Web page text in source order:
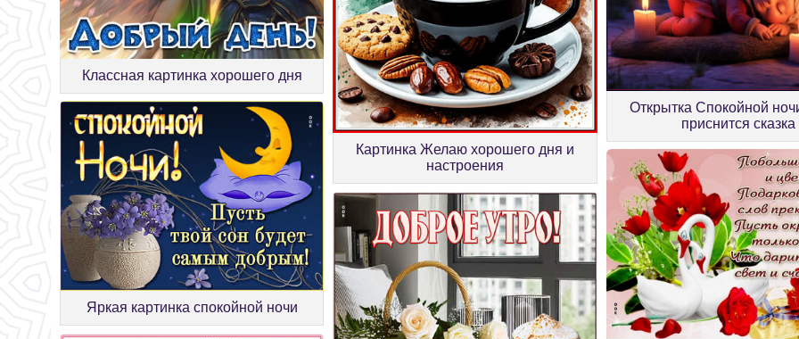
Классная картинка хорошего дня
Картинка Желаю хорошего дня и
настроения
Открытка Спокойной
приснится сказка
Яркая картинка спокойной ночи